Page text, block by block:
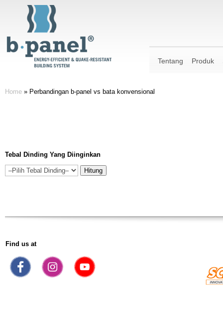
Tentang Produk
Home » Perbandingan b-panel vs bata konvensional
Tebal Dinding Yang Diinginkan
Find us at